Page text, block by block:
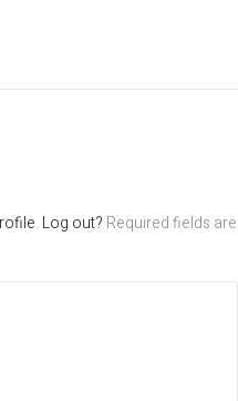
. Log out? Required fields are